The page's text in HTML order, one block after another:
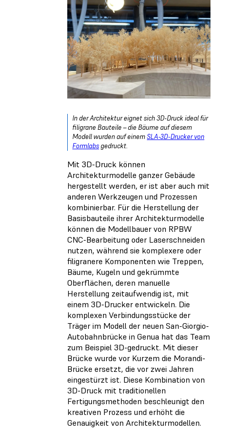
In der Architektur eignet sich 3D-Druck ideal für
filigrane Bauteile – die Bäume auf diesem
Modell wurden auf einemSLA-3D-Drucker von
Formlabsgedruckt.
Mit 3D-Druck können
Architekturmodelle ganzer Gebäude
hergestellt werden, er ist aber auch mit
anderen Werkzeugen und Prozessen
kombinierbar. Für die Herstellung der
Basisbauteile ihrer Architekturmodelle
können die Modellbauer von RPBW
CNC-Bearbeitung oder Laserschneiden
nutzen, während sie komplexere oder
filigranere Komponenten wie Treppen,
Bäume, Kugeln und gekrümmte
Oberflächen, deren manuelle
Herstellung zeitaufwendig ist, mit
einem 3D-Drucker entwickeln. Die
komplexen Verbindungsstücke der
Träger im Modell der neuen San-Giorgio-
Autobahnbrücke in Genua hat das Team
zum Beispiel 3D-gedruckt. Mit dieser
Brücke wurde vor Kurzem die Morandi-
Brücke ersetzt, die vor zwei Jahren
eingestürzt ist. Diese Kombination von
3D-Druck mit traditionellen
Fertigungsmethoden beschleunigt den
kreativen Prozess und erhöht die
Genauigkeit von Architekturmodellen.